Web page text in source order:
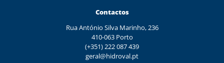
Contactos
Rua António Silva Marinho, 236
410-063 Porto
(+351) 222 087 439
geral@hidroval.pt